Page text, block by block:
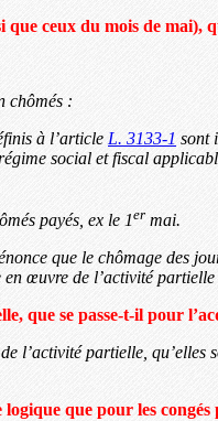
ceux du mois de mai),
chômés :
à l’article L. 3133-1 sont
social et fiscal
payés, ex le 1er mai.
que le chômage des
œuvre de l’activité
que se passe-t-il pour
l’activité partielle,
que pour les congés